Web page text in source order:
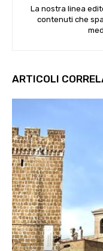
La nostra linea
contenuti che
ARTICOLI